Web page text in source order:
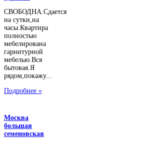
СВОБОДНА.Сдается
на сутки,на
часы.Квартира
полностью
мебелирована
гарнитурной
мебелью.Вся
бытовая.Я
рядом,покажу...
Подробнее »
Москва
большая
семеновская